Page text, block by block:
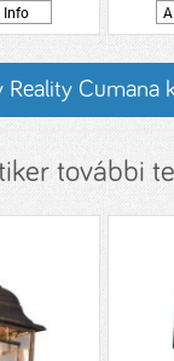
Info
Reality Cumana
további